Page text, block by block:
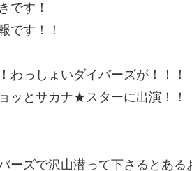
です！
です！！
わっしょいダイバーズが！！！
ッとサカナ★スターに出演！！
ーズで沢山潜って下さるとあ